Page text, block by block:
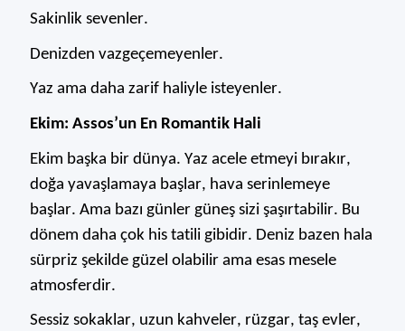
Sakinlik sevenler.
Denizden vazgeçemeyenler.
Yaz ama daha zarif haliyle isteyenler.
Ekim: Assos’un En Romantik Hali
Ekim başka bir dünya. Yaz acele etmeyi bırakır,
doğa yavaşlamaya başlar, hava serinlemeye
başlar. Ama bazı günler güneş sizi şaşırtabilir. Bu
dönem daha çok his tatili gibidir. Deniz bazen hala
sürpriz şekilde güzel olabilir ama esas mesele
atmosferdir.
Sessiz sokaklar, uzun kahveler, rüzgar, taş evler,